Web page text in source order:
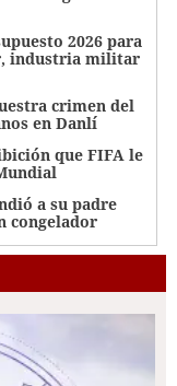
2026 para
industria militar
crimen del
en Danlí
que FIFA le
a su padre
congelador